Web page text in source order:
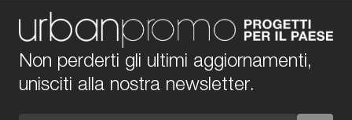
Non perderti gli ultimi aggiornamenti,
unisciti alla nostra newsletter.